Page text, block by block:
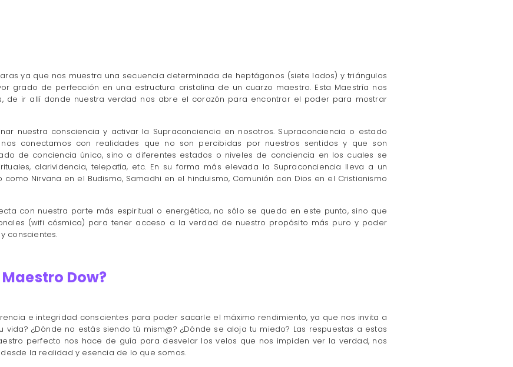
ya que nos muestra una secuencia determinada de heptágonos (siete lados) y triángulos
grado de perfección en una estructura cristalina de un cuarzo maestro. Esta Maestría nos
ir allí donde nuestra verdad nos abre el corazón para encontrar el poder para mostrar
nuestra consciencia y activar la Supraconciencia en nosotros. Supraconciencia o estado
conectamos con realidades que no son percibidas por nuestros sentidos y que son
de conciencia único, sino a diferentes estados o niveles de conciencia en los cuales se
clarividencia, telepatía, etc. En su forma más elevada la Supraconciencia lleva a un
Nirvana en el Budismo, Samadhi en el hinduismo, Comunión con Dios en el Cristianismo
con nuestra parte más espiritual o energética, no sólo se queda en este punto, sino que
(wifi cósmica) para tener acceso a la verdad de nuestro propósito más puro y poder
conscientes.
Dow?
e integridad conscientes para poder sacarle el máximo rendimiento, ya que nos invita a
¿Dónde no estás siendo tú mism@? ¿Dónde se aloja tu miedo? Las respuestas a estas
perfecto nos hace de guía para desvelar los velos que nos impiden ver la verdad, nos
la realidad y esencia de lo que somos.